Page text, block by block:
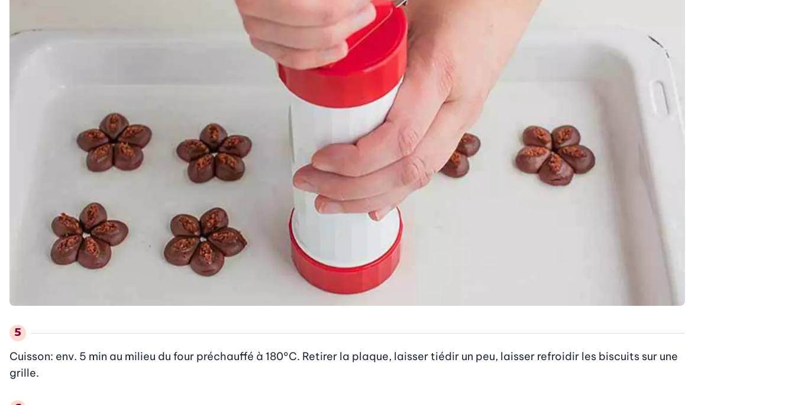
Cuisson: env. 5 min au milieu du four préchauffé à 180°C. Retirer la plaque, laisser tiédir un peu, laisser refroidir les biscuits sur une
grille.